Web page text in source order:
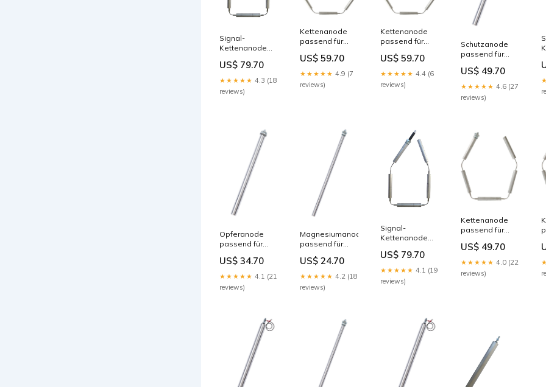
Signal-
Kettenanode
Stiebel-Eltron
SHW 412 ACE
SNB 160
US$ 79.70
★★★★★ 4.3 (18
reviews)
Kettenanode
passend für
300/5 s120 l
US$ 59.70
★★★★★ 4.9 (7
reviews)
Kettenanode
passend für
500/2 Junkers S
190. anode 7
US$ 59.70
★★★★★ 4.4 (6
reviews)
Schutzanode
passend für
L160
US$ 49.70
★★★★★ 4.6 (27
reviews)
Opferanode
passend für
500
US$ 34.70
★★★★★ 4.1 (21
reviews)
Magnesiumanode
passend für
ht110w
US$ 24.70
★★★★★ 4.2 (18
reviews)
Signal-
Kettenanode
Stiebel-Eltron
SHW 400 SCH
Reflex
Speicher_Serie
US$ 79.70
★★★★★ 4.1 (19
reviews)
Kettenanode
passend für
150 7719001372
US$ 49.70
★★★★★ 4.0 (22
reviews)